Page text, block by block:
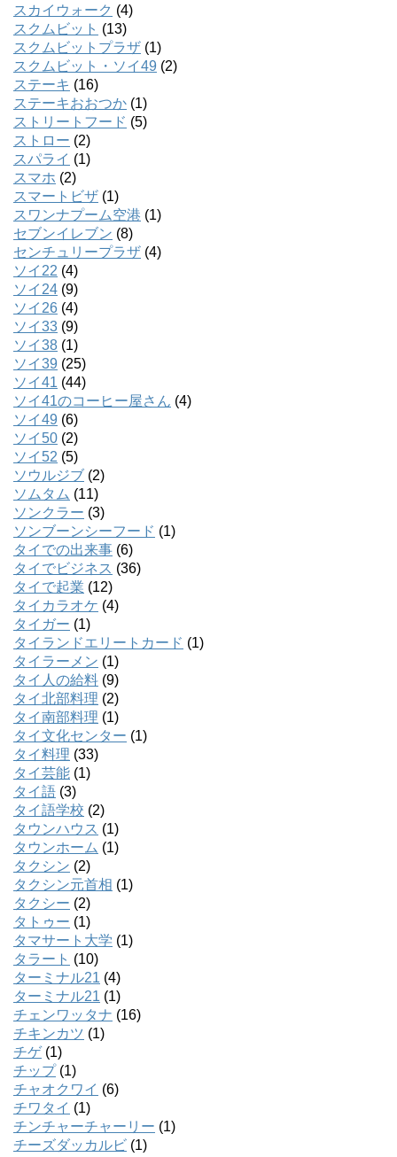
スカイウォーク (4)
スクムビット (13)
スクムビットプラザ (1)
スクムビット・ソイ49 (2)
ステーキ (16)
ステーキおおつか (1)
ストリートフード (5)
ストロー (2)
スパライ (1)
スマホ (2)
スマートビザ (1)
スワンナプーム空港 (1)
セブンイレブン (8)
センチュリープラザ (4)
ソイ22 (4)
ソイ24 (9)
ソイ26 (4)
ソイ33 (9)
ソイ38 (1)
ソイ39 (25)
ソイ41 (44)
ソイ41のコーヒー屋さん (4)
ソイ49 (6)
ソイ50 (2)
ソイ52 (5)
ソウルジブ (2)
ソムタム (11)
ソンクラー (3)
ソンブーンシーフード (1)
タイでの出来事 (6)
タイでビジネス (36)
タイで起業 (12)
タイカラオケ (4)
タイガー (1)
タイランドエリートカード (1)
タイラーメン (1)
タイ人の給料 (9)
タイ北部料理 (2)
タイ南部料理 (1)
タイ文化センター (1)
タイ料理 (33)
タイ芸能 (1)
タイ語 (3)
タイ語学校 (2)
タウンハウス (1)
タウンホーム (1)
タクシン (2)
タクシン元首相 (1)
タクシー (2)
タトゥー (1)
タマサート大学 (1)
タラート (10)
ターミナル21 (4)
ターミナル21 (1)
チェンワッタナ (16)
チキンカツ (1)
チゲ(1)
チップ(1)
チャオクワイ (6)
チワタイ (1)
チンチャーチャーリー (1)
チーズダッカルビ (1)